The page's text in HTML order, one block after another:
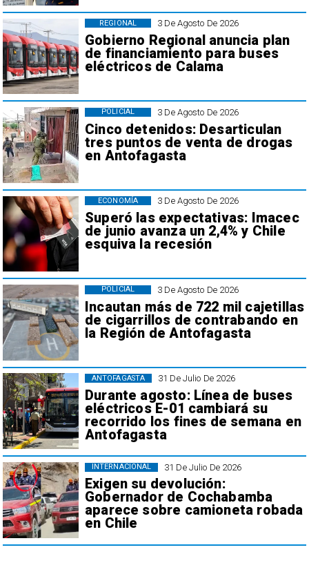
3 De Agosto De 2026
Gobierno Regional anuncia plan
de financiamiento para buses
eléctricos de Calama
REGIONAL
3 De Agosto De 2026
Cinco detenidos: Desarticulan
tres puntos de venta de drogas
en Antofagasta
POLICIAL
3 De Agosto De 2026
Superó las expectativas: Imacec
de junio avanza un 2,4% y Chile
esquiva la recesión
ECONOMÍA
3 De Agosto De 2026
Incautan más de 722 mil cajetillas
de cigarrillos de contrabando en
la Región de Antofagasta
POLICIAL
31 De Julio De 2026
Durante agosto: Línea de buses
eléctricos E-01 cambiará su
recorrido los fines de semana en
Antofagasta
ANTOFAGASTA
31 De Julio De 2026
Exigen su devolución:
Gobernador de Cochabamba
aparece sobre camioneta robada
en Chile
INTERNACIONAL